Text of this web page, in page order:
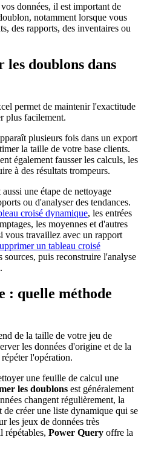
données, il est important de
notamment lorsque vous
des rapports, des inventaires ou
doublons dans
permet de maintenir l'exactitude
plus facilement.
plusieurs fois dans un export
la taille de votre base clients.
également fausser les calculs, les
à des résultats trompeurs.
une étape de nettoyage
ou d'analyser des tendances.
croisé dynamique, les entrées
les moyennes et d'autres
vous travaillez avec un rapport
un tableau croisé
sources, puis reconstruire l'analyse
: quelle méthode
de la taille de votre jeu de
les données d'origine et de la
l'opération.
une feuille de calcul une
les doublons est généralement
changent régulièrement, la
de créer une liste dynamique qui se
les jeux de données très
répétables, Power Query offre la